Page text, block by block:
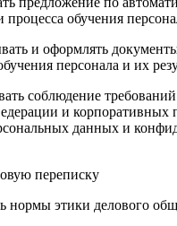
обучения
и оформлять
персонала и их
соблюдение требований
и корпоративных
данных и
переписку
нормы этики делового